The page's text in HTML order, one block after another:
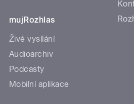
mujRozhlas
Živé vysílání
Audioarchiv
Podcasty
Mobilní aplikace